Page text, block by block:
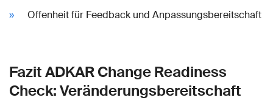
Offenheit für Feedback und Anpassungsbereitschaft
Fazit ADKAR Change Readiness
Check: Veränderungsbereitschaft